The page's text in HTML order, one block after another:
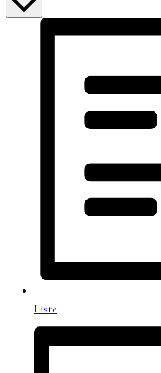
Liste